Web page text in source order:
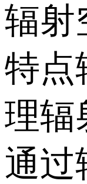
辐射
特点
理辐
通过